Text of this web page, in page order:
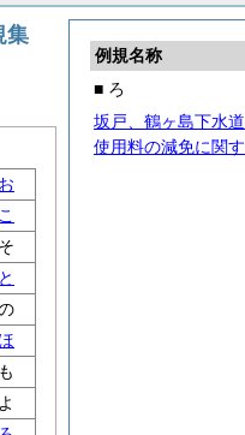
例規名称
■ ろ
坂戸、鶴ヶ島下水
使用料の減免に関
集
お
こ
そ
と
も
よ